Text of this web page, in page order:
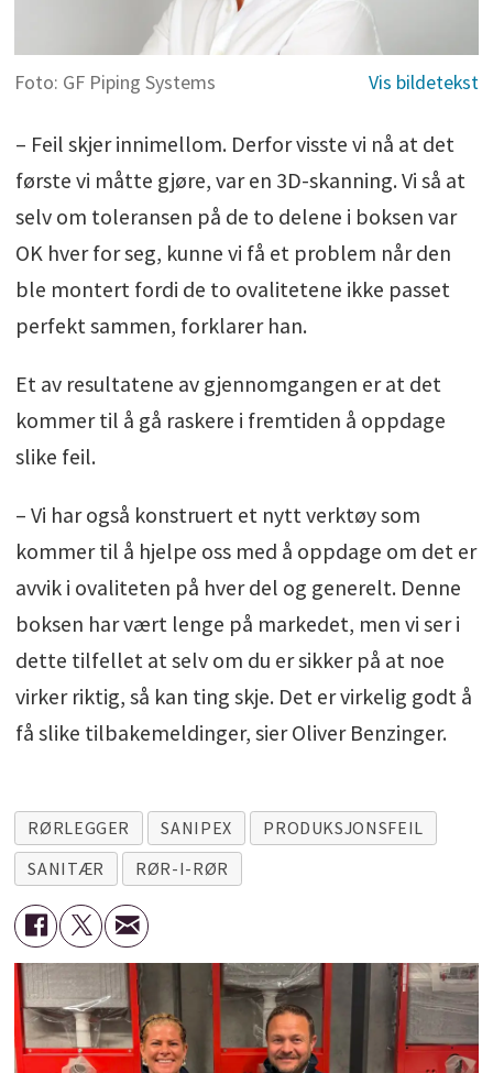
Foto: GF Piping Systems
– Feil skjer innimellom. Derfor visste vi nå at det
første vi måtte gjøre, var en 3D-skanning. Vi så at
selv om toleransen på de to delene i boksen var
OK hver for seg, kunne vi få et problem når den
ble montert fordi de to ovalitetene ikke passet
perfekt sammen, forklarer han.
Et av resultatene av gjennomgangen er at det
kommer til å gå raskere i fremtiden å oppdage
slike feil.
– Vi har også konstruert et nytt verktøy som
kommer til å hjelpe oss med å oppdage om det er
avvik i ovaliteten på hver del og generelt. Denne
boksen har vært lenge på markedet, men vi ser i
dette tilfellet at selv om du er sikker på at noe
virker riktig, så kan ting skje. Det er virkelig godt å
få slike tilbakemeldinger, sier Oliver Benzinger.
RØRLEGGER SANIPEX
PRODUKSJONSFEIL
SANITÆR
RØR-I-RØR